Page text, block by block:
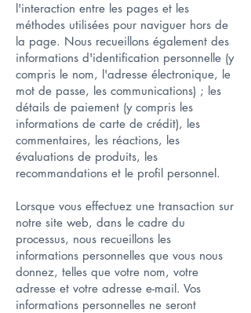
l'interaction entre les pages et les
méthodes utilisées pour naviguer hors de
la page. Nous recueillons également des
informations d'identification personnelle (y
compris le nom, l'adresse électronique, le
mot de passe, les communications) ; les
détails de paiement (y compris les
informations de carte de crédit), les
commentaires, les réactions, les
évaluations de produits, les
recommandations et le profil personnel.
Lorsque vous effectuez une transaction sur
notre site web, dans le cadre du
processus, nous recueillons les
informations personnelles que vous nous
donnez, telles que votre nom, votre
adresse et votre adresse e-mail. Vos
informations personnelles ne seront